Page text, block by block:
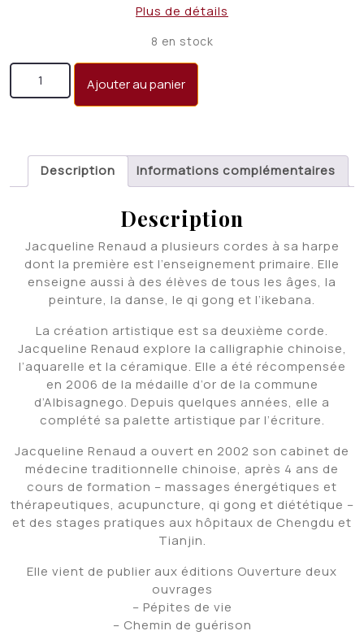
Plus de détails
8 en stock
quantité de Ma journée ... autrement
Ajouter au panier
Description Informations complémentaires
Description
Jacqueline Renaud a plusieurs cordes à sa harpe
dont la première est l’enseignement primaire. Elle
enseigne aussi à des élèves de tous les âges, la
peinture, la danse, le qi gong et l’ikebana.
La création artistique est sa deuxième corde.
Jacqueline Renaud explore la calligraphie chinoise,
l’aquarelle et la céramique. Elle a été récompensée
en 2006 de la médaille d’or de la commune
d’Albisagnego. Depuis quelques années, elle a
complété sa palette artistique par l’écriture.
Jacqueline Renaud a ouvert en 2002 son cabinet de
médecine traditionnelle chinoise, après 4 ans de
cours de formation – massages énergétiques et
thérapeutiques, acupuncture, qi gong et diététique –
et des stages pratiques aux hôpitaux de Chengdu et
Tianjin.
Elle vient de publier aux éditions Ouverture deux
ouvrages
– Pépites de vie
– Chemin de guérison